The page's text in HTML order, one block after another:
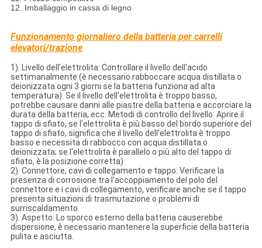
12. Imballaggio in cassa di legno
Funzionamento giornaliero della batteria per carrelli
elevatori/trazione
1). Livello dell'elettrolita: Controllare il livello dell'acido
settimanalmente (è necessario rabboccare acqua distillata o
deionizzata ogni 3 giorni se la batteria funziona ad alta
temperatura). Se il livello dell'elettrolita è troppo basso,
potrebbe causare danni alle piastre della batteria e accorciare la
durata della batteria, ecc. Metodi di controllo del livello: Aprire il
tappo di sfiato, se l'elettrolita è più basso del bordo superiore del
tappo di sfiato, significa che il livello dell'elettrolita è troppo
basso e necessita di rabbocco con acqua distillata o
deionizzata; se l'elettrolita è parallelo o più alto del tappo di
sfiato, è la posizione corretta)
2). Connettore, cavi di collegamento e tappo: Verificare la
presenza di corrosione tra l'accoppiamento del polo del
connettore e i cavi di collegamento, verificare anche se il tappo
presenta situazioni di trasmutazione o problemi di
surriscaldamento.
3). Aspetto: Lo sporco esterno della batteria causerebbe
dispersione, è necessario mantenere la superficie della batteria
pulita e asciutta.